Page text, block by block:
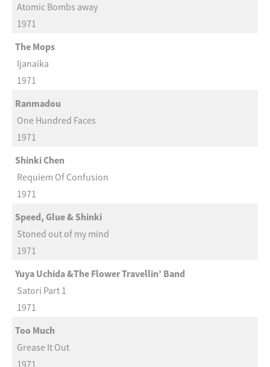
Atomic Bombs away
1971
The Mops
Ijanaika
1971
Ranmadou
One Hundred Faces
1971
Shinki Chen
Requiem Of Confusion
1971
Speed, Glue & Shinki
Stoned out of my mind
1971
Yuya Uchida &The Flower Travellin’ Band
Satori Part 1
1971
Too Much
Grease It Out
1971